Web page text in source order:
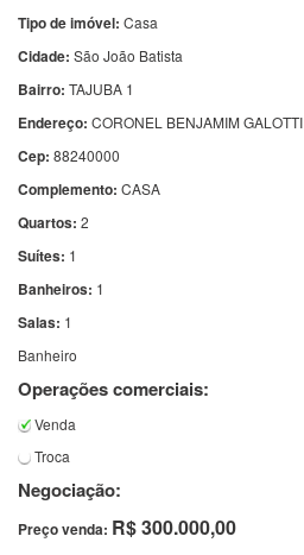
Tipo de imóvel: Casa
Cidade: São João Batista
Bairro: TAJUBA 1
Endereço: CORONEL BENJAMIM GALOTTI
Cep: 88240000
Complemento: CASA
Quartos: 2
Suítes: 1
Banheiros: 1
Salas: 1
Banheiro
Operações comerciais:
Venda
Troca
Negociação:
Preço venda: R$ 300.000,00